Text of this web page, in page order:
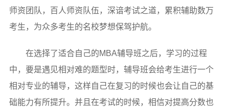
师资团队，百人师资队伍，深谙考试之道，累积辅助数万
考生，为众多考生的名校梦想保驾护航。
在选择了适合自己的MBA辅导班之后，学习的过程
中，要是遇见相对难的题型时，辅导班会给考生进行一个
相对专业的辅导，这样自己在复习的时候也会让自己的基
础能力有所提升。并且在考试的时候，相信对提高分数也